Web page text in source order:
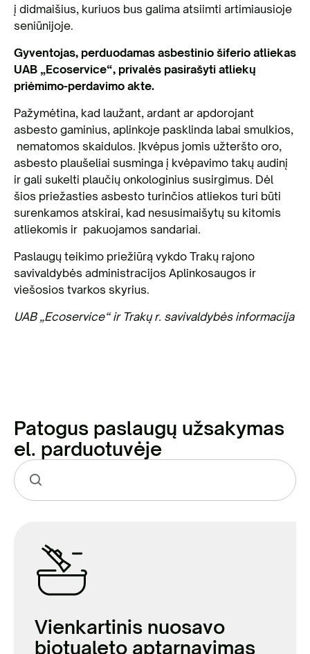
į didmaišius, kuriuos bus galima atsiimti artimiausioje
seniūnijoje.
Gyventojas, perduodamas asbestinio šiferio atliekas
UAB „Ecoservice“, privalės pasirašyti atliekų
priėmimo-perdavimo akte.
Pažymėtina, kad laužant, ardant ar apdorojant
asbesto gaminius, aplinkoje pasklinda labai smulkios,
nematomos skaidulos. Įkvėpus jomis užteršto oro,
asbesto plaušeliai susminga į kvėpavimo takų audinį
ir gali sukelti plaučių onkologinius susirgimus. Dėl
šios priežasties asbesto turinčios atliekos turi būti
surenkamos atskirai, kad nesusimaišytų su kitomis
atliekomis ir pakuojamos sandariai.
Paslaugų teikimo priežiūrą vykdo Trakų rajono
savivaldybės administracijos Aplinkosaugos ir
viešosios tvarkos skyrius.
UAB „Ecoservice“ ir Trakų r. savivaldybės informacija
Patogus paslaugų užsakymas
el. parduotuvėje
Vienkartinis nuosavo
biotualeto aptarnavimas